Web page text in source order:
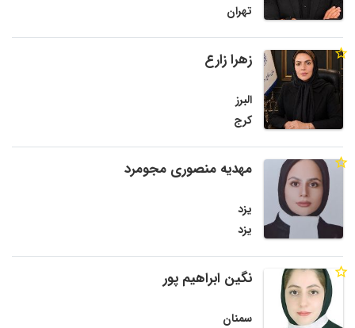
تهران
زهرا زارع
البرز
کرج
مهدیه منصوری مجومرد
یزد
یزد
نگین ابراهیم پور
سمنان